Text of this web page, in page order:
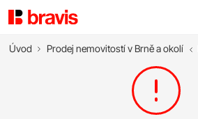
Úvod Prodej nemovitostí v Brně a okolí